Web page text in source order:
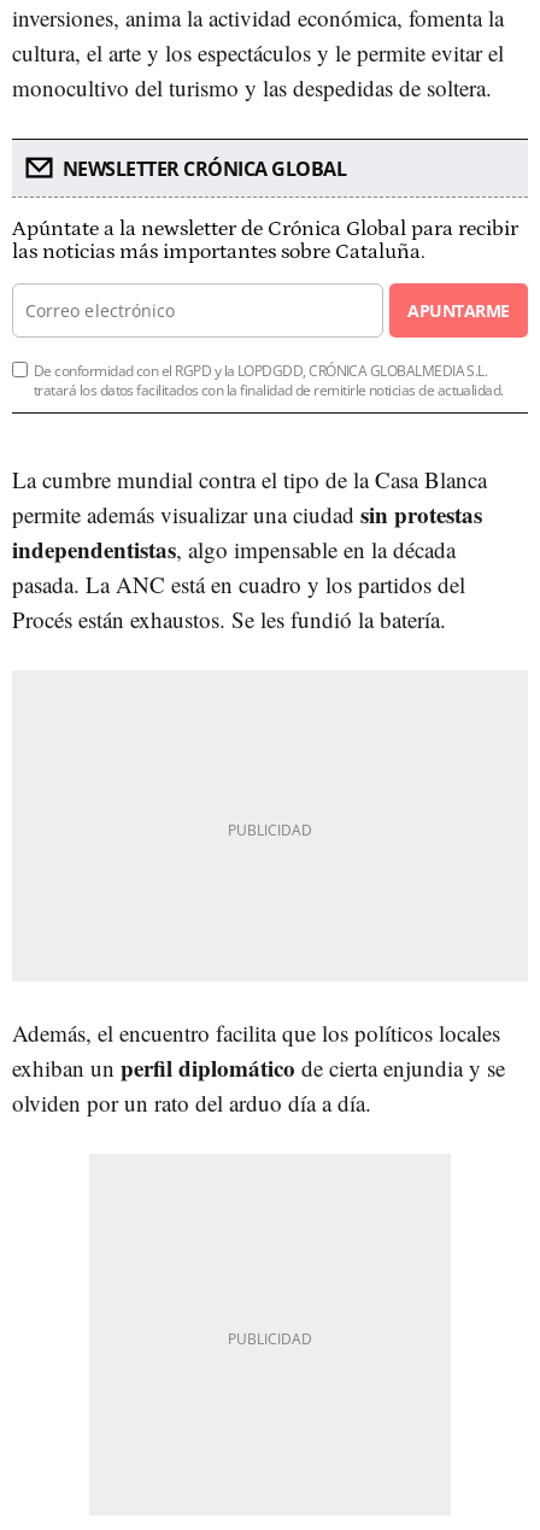
inversiones, anima la actividad económica, fomenta la
cultura, el arte y los espectáculos y le permite evitar el
monocultivo del turismo y las despedidas de soltera.
NEWSLETTER CRÓNICA GLOBAL
Apúntate a la newsletter de Crónica Global para recibir
las noticias más importantes sobre Cataluña.
APUNTARME
De conformidad con el RGPD y la LOPDGDD, CRÓNICA GLOBALMEDIA S.L.
tratará los datos facilitados con la finalidad de remitirle noticias de actualidad.
La cumbre mundial contra el tipo de la Casa Blanca
permite además visualizar una ciudad sin protestas
independentistas, algo impensable en la década
pasada. La ANC está en cuadro y los partidos del
Procés están exhaustos. Se les fundió la batería.
Además, el encuentro facilita que los políticos locales
exhiban un perfil diplomático de cierta enjundia y se
olviden por un rato del arduo día a día.